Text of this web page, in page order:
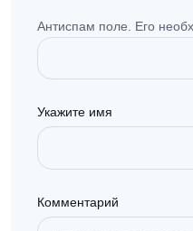
Антиспам поле. Его
Укажите имя
Комментарий